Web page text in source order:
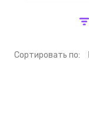
Cортировать по: